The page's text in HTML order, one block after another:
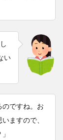
い
のですね。お
ますので、